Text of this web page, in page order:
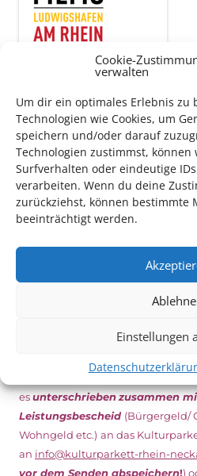
Cookie-
verwalten
Um dir ein optimales Erlebnis zu
Technologien wie Cookies, um
speichern und/oder darauf
Technologien zustimmst, können
Surfverhalten oder eindeutige
verarbeiten. Wenn du deine
zurückziehst, können bestimmte
beeinträchtigt werden.
Einstellungen
in Ludwigshafen statt.
Vom 19. August bist zum 9.
Inhaber*innen freien Eintrittzu
Minuten vor Beginn des Films und
Weitere Details zum Festival
DIGITAL KULTURPASS BEANTRAGEN
Dazu füllen Sie das
esunterschriebenzusammen
Leistungsbescheid (Bürgergeld/
Wohngeld etc.) an das
an info@kulturparkett-rhein-
vor dem Senden abspeichern!)